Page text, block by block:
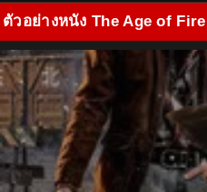
ตัวอย่างหนัง The Age of Fire